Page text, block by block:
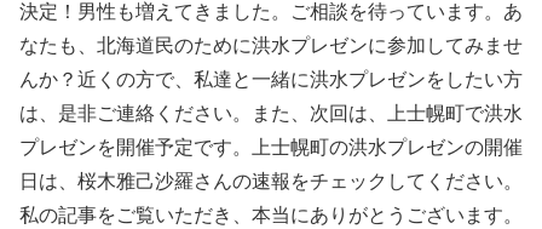
決定！男性も増えてきました。ご相談を待っています。あ
なたも、北海道民のために洪水プレゼンに参加してみませ
んか？近くの方で、私達と一緒に洪水プレゼンをしたい方
は、是非ご連絡ください。また、次回は、上士幌町で洪水
プレゼンを開催予定です。上士幌町の洪水プレゼンの開催
日は、桜木雅己沙羅さんの速報をチェックしてください。
私の記事をご覧いただき、本当にありがとうございます。